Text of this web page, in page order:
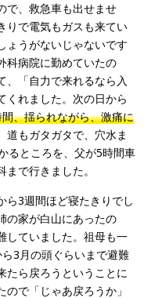
で、救急車も出せませ
りで電気もガスも来てい
ょうがないじゃないです
科病院に勤めていたの
、「自力で来れるなら入
くれました。次の日から
、揺られながら、激痛に
道もガタガタで、穴水ま
るところを、父が5時間車
で行きました。
ら3週間ほど寝たきりでし
の家が白山にあったの
していました。祖母も一
3月の頭ぐらいまで避難
たら戻ろうということに
で「じゃあ戻ろうか」